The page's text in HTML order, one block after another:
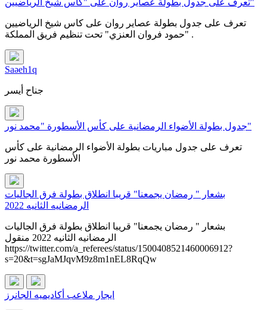
تعرف على جدول بطولة عصاير روان على "كاس شيخ الرياضيين"
تعرف على جدول بطولة عصاير روان على كاس شيخ الرياضيين
"حمود فروان العنزي" تحت تنظيم فريق المملكة .
Saəeh1q
جناح أيسر
جدول بطولة الأضواء الرمضانية على كأس الأسطورة "محمد نور"
تعرف على جدول مباريات بطولة الأضواء الرمضانية على كأس
بشعار " رمضان يجمعنا" قريبا انطلاق بطولة فرق الجاليات
الرمضانيه الثانيه 2022
بشعار " رمضان يجمعنا" قريبا انطلاق بطولة فرق الجاليات
الرمضانيه الثانيه 2022 منقول
https://twitter.com/a_referees/status/1500408521460006912?
s=20&t=sgJaMJqvM9z8m1nEL8RqQw
ايجار ملاعب أكاديميه الجانرز